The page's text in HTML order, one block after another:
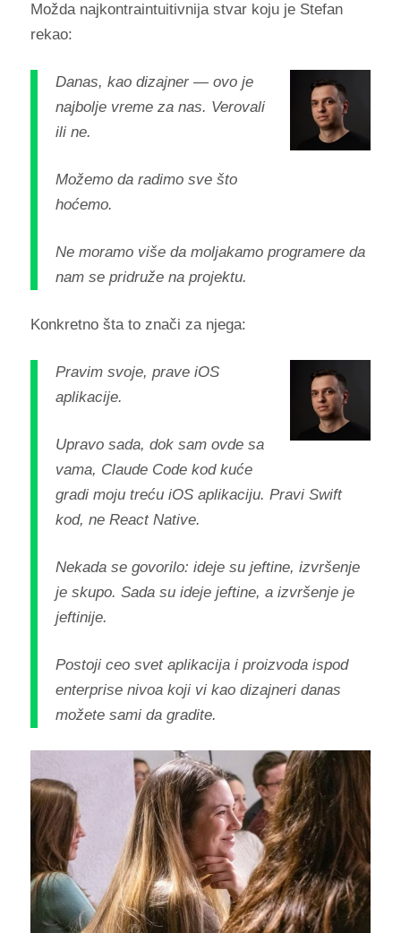
Možda najkontraintuitivnija stvar koju je Stefan
rekao:
Danas, kao dizajner — ovo je
najbolje vreme za nas. Verovali
ili ne.
Možemo da radimo sve što
hoćemo.
Ne moramo više da moljakamo programere da
nam se pridruže na projektu.
Konkretno šta to znači za njega:
Pravim svoje, prave iOS
aplikacije.
Upravo sada, dok sam ovde sa
vama, Claude Code kod kuće
gradi moju treću iOS aplikaciju. Pravi Swift
kod, ne React Native.
Nekada se govorilo: ideje su jeftine, izvršenje
je skupo. Sada su ideje jeftine, a izvršenje je
jeftinije.
Postoji ceo svet aplikacija i proizvoda ispod
enterprise nivoa koji vi kao dizajneri danas
možete sami da gradite.